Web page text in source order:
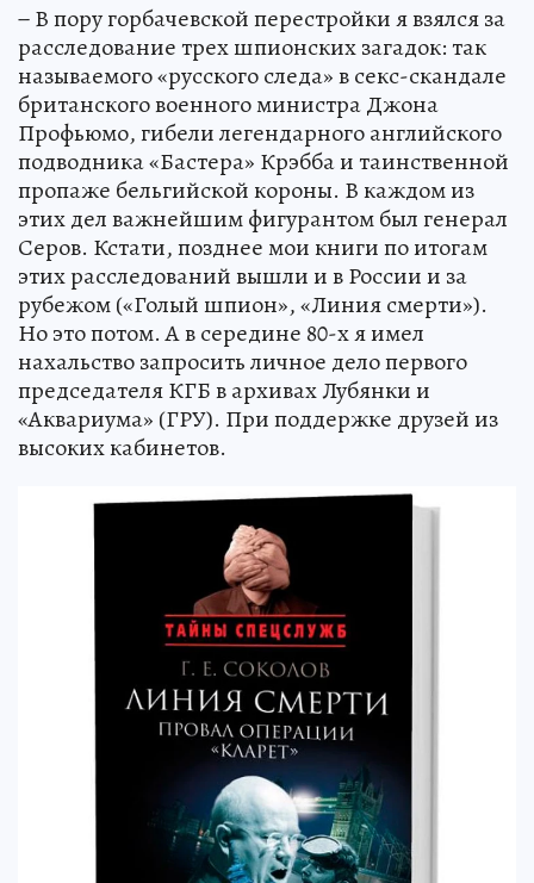
− В пору горбачевской перестройки я взялся за
расследование трех шпионских загадок: так
называемого «русского следа» в секс-скандале
британского военного министра Джона
Профьюмо, гибели легендарного английского
подводника «Бастера» Крэбба и таинственной
пропаже бельгийской короны. В каждом из
этих дел важнейшим фигурантом был генерал
Серов. Кстати, позднее мои книги по итогам
этих расследований вышли и в России и за
рубежом («Голый шпион», «Линия смерти»).
Но это потом. А в середине 80-х я имел
нахальство запросить личное дело первого
председателя КГБ в архивах Лубянки и
«Аквариума» (ГРУ). При поддержке друзей из
высоких кабинетов.